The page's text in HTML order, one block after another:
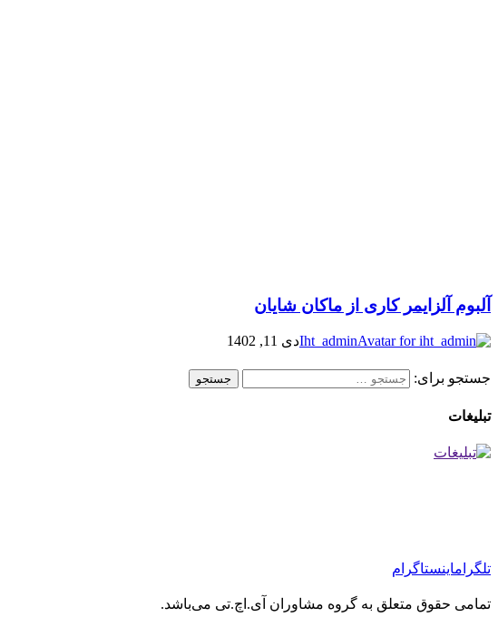
آلبوم آلزایمر کاری از ماکان شایان
Iht_adminدی 11, 1402
جستجو برای:
تبلیغات
تلگراماینستاگرام
تمامی حقوق متعلق به گروه مشاوران آی.اچ.تی می‌باشد.